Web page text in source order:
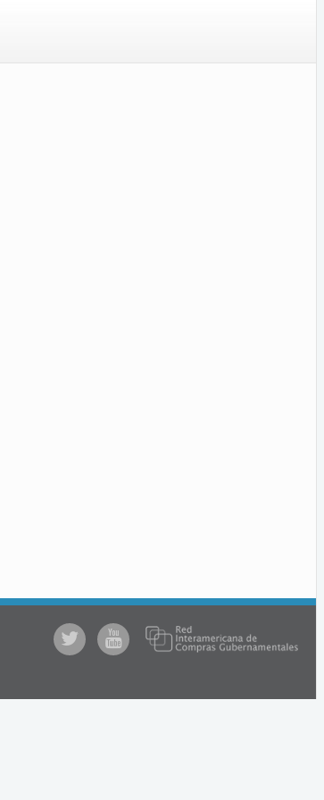
@comprasgubuy
ACCE
Youtube